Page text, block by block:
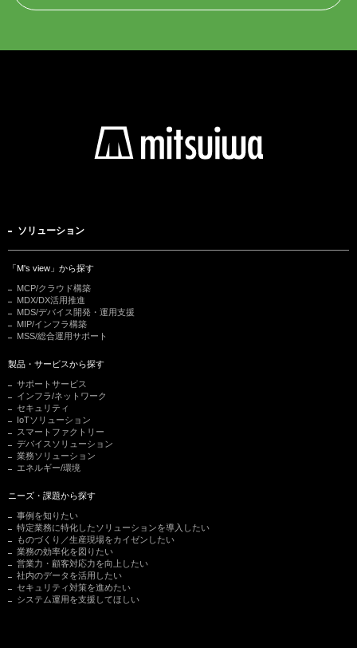
ソリューション
「M's view」から探す
MCP/クラウド構築
MDX/DX活用推進
MDS/デバイス開発・運用支援
MIP/インフラ構築
MSS/総合運用サポート
製品・サービスから探す
サポートサービス
インフラ/ネットワーク
セキュリティ
IoTソリューション
スマートファクトリー
デバイスソリューション
業務ソリューション
エネルギー/環境
ニーズ・課題から探す
事例を知りたい
特定業務に特化したソリューションを導入したい
ものづくり／生産現場をカイゼンしたい
業務の効率化を図りたい
営業力・顧客対応力を向上したい
社内のデータを活用したい
セキュリティ対策を進めたい
システム運用を支援してほしい